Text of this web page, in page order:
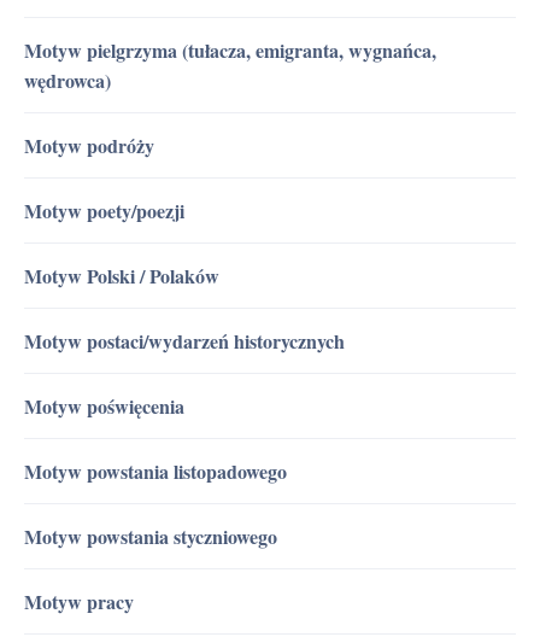
Motyw pielgrzyma (tułacza, emigranta, wygnańca,
wędrowca)
Motyw podróży
Motyw poety/poezji
Motyw Polski / Polaków
Motyw postaci/wydarzeń historycznych
Motyw poświęcenia
Motyw powstania listopadowego
Motyw powstania styczniowego
Motyw pracy